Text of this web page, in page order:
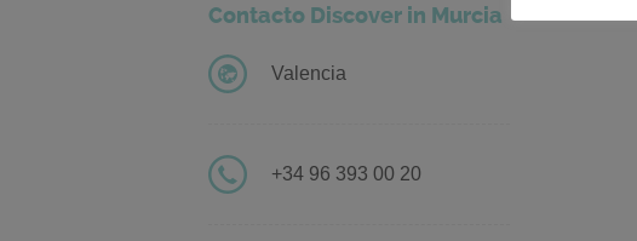
Contacto Discover in Murcia
Valencia
+34 96 393 00 20